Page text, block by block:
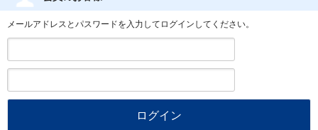
メールアドレスとパスワードを入力してログインしてください。